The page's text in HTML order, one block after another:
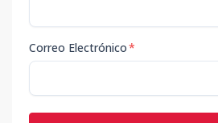
Correo Electrónico*